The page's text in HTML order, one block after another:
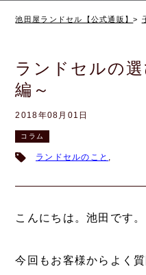
池田屋ランドセル【公式通販】
ランドセルの
編～
2018年08月01日
コラム
ランドセルのこと
こんにちは。池田です。
今回もお客様からよく